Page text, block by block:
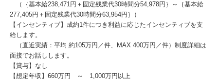
（｛基本給238,471円＋固定残業代30時間分54,978円｝～｛基本給
277,405円＋固定残業代30時間分63,954円｝）
【インセンティブ】成約1件につき利益に応じたインセンティブを支
給します。
（直近実績：平均 約105万円／件、MAX 400万円／件）制度詳細は
面接でお話しします。
【賞与】なし
【想定年収】660万円 ～ 1,000万円以上